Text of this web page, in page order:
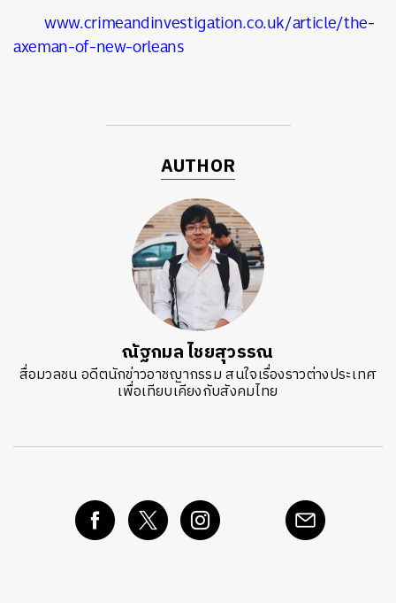
www.crimeandinvestigation.co.uk/article/the-
axeman-of-new-orleans
AUTHOR
ณัฐกมล ไชยสุวรรณ
สื่อมวลชน อดีตนักข่าวอาชญากรรม สนใจเรื่องราวต่างประเทศ
เพื่อเทียบเคียงกับสังคมไทย